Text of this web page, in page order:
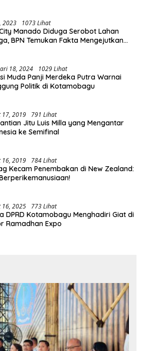
2023 1073 Lihat
Manado Diduga Serobot Lahan
BPN Temukan Fakta Mengejutkan
18, 2024 1029 Lihat
Muda Panji Merdeka Putra Warnai
Politik di Kotamobagu
17, 2019 791 Lihat
Jitu Luis Milla yang Mengantar
ke Semifinal
16, 2019 784 Lihat
Kecam Penembakan di New Zealand:
16, 2025 773 Lihat
DPRD Kotamobagu Menghadiri Giat di
Ramadhan Expo